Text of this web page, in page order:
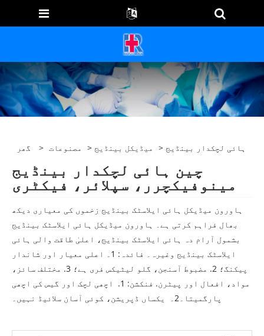
گھر > مصنوعات > میڈیکل بینڈیج > ہائی لچکدار بینڈیج
چین ہائی لچکدار بینڈیج
مینوفیکچرر، سپلائر، فیکٹری
ہاورون میڈیکل ہائی ایلاسٹک بینڈیج زخموں کی معیاری دیکھ
بھال فراہم کرتی ہے۔ ہاورون میڈیکل ہائی ایلاسٹک بینڈیج
بشمول آرام دہ ہائی ایلاسٹک بینڈیج، اعلیٰ طاقت والی ہائی
ایلاسٹک بینڈیج وغیرہ۔ فائدہ: 1۔ اعلی معیار اور شاندار
پیکنگ؛ 2. مضبوط آسنجن، گلو لیٹیکس فری ہے؛ 3. مختلف سائز،
مواد، افعال اور پیٹرن. فنکشن: 1. اچھی لچک اور گیس کی اچھی
پارگمیتا۔2۔ یکساں ڈپریشن، کوئی آسان سلائیڈ نہیں۔